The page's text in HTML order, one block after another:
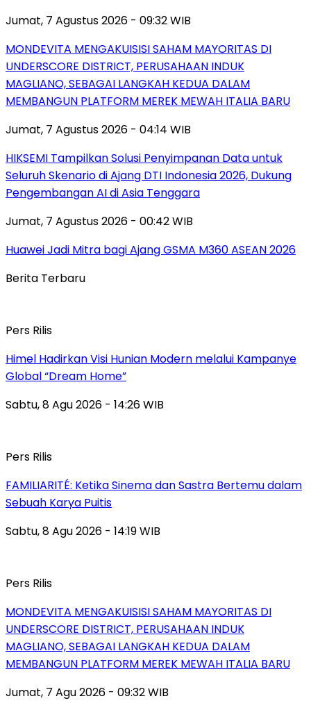
Jumat, 7 Agustus 2026 - 09:32 WIB
MONDEVITA MENGAKUISISI SAHAM MAYORITAS DI
UNDERSCORE DISTRICT, PERUSAHAAN INDUK
MAGLIANO, SEBAGAI LANGKAH KEDUA DALAM
MEMBANGUN PLATFORM MEREK MEWAH ITALIA BARU
Jumat, 7 Agustus 2026 - 04:14 WIB
HIKSEMI Tampilkan Solusi Penyimpanan Data untuk
Seluruh Skenario di Ajang DTI Indonesia 2026, Dukung
Pengembangan AI di Asia Tenggara
Jumat, 7 Agustus 2026 - 00:42 WIB
Huawei Jadi Mitra bagi Ajang GSMA M360 ASEAN 2026
Berita Terbaru
Pers Rilis
Himel Hadirkan Visi Hunian Modern melalui Kampanye
Global “Dream Home”
Sabtu, 8 Agu 2026 - 14:26 WIB
Pers Rilis
FAMILIARITÉ: Ketika Sinema dan Sastra Bertemu dalam
Sebuah Karya Puitis
Sabtu, 8 Agu 2026 - 14:19 WIB
Pers Rilis
MONDEVITA MENGAKUISISI SAHAM MAYORITAS DI
UNDERSCORE DISTRICT, PERUSAHAAN INDUK
MAGLIANO, SEBAGAI LANGKAH KEDUA DALAM
MEMBANGUN PLATFORM MEREK MEWAH ITALIA BARU
Jumat, 7 Agu 2026 - 09:32 WIB